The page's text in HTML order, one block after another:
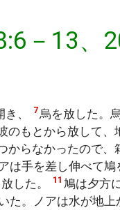
13、
、 7 烏を放した。
のもとから放して
からなかったので
は手を差し伸べて
した。 11 鳩は夕方
。ノアは水が地上